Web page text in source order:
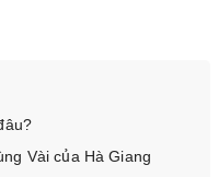
Vài của Hà Giang